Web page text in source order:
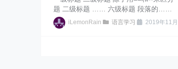
题 二级标题 …… 六级标题 段落的……
iLemonRain 语言学习 2019年11